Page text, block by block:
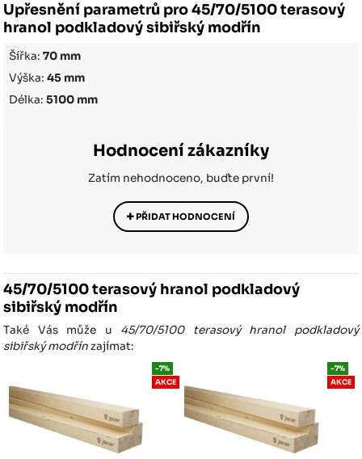
Upřesnění parametrů pro 45/70/5100 terasový
hranol podkladový sibiřský modřín
Šířka:70 mm
Výška:45 mm
Délka:5100 mm
Hodnocení zákazníky
Zatím nehodnoceno, buďte první!
PŘIDAT HODNOCENÍ
45/70/5100 terasový hranol podkladový
sibiřský modřín
Také Vás může u 45/70/5100 terasový hranol podkladový
sibiřský modřínzajímat:
-7%
AKCE
-7%
AKCE